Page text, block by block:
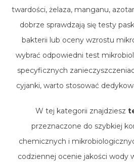
twardości, żelaza, manganu,
dobrze sprawdzają się testy
bakterii lub oceny wzrostu
wybrać odpowiedni test
specyficznych
cyjanki, warto stosować
W tej kategorii znajdziesz
przeznaczone do szybkiej
chemicznych i
codziennej ocenie jakości wody